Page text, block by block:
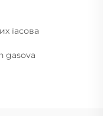
гасова
gasova